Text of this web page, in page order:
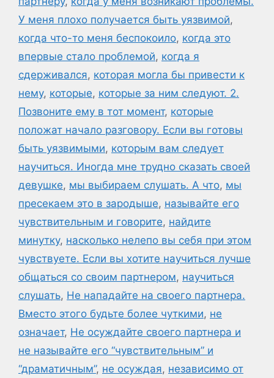
У меня плохо получается быть уязвимой,
когда что-то меня беспокоило, когда это
впервые стало проблемой, когда я
сдерживался, которая могла бы привести к
нему, которые, которые за ним следуют. 2.
Позвоните ему в тот момент, которые
положат начало разговору. Если вы готовы
быть уязвимыми, которым вам следует
научиться. Иногда мне трудно сказать своей
девушке, мы выбираем слушать. А что, мы
пресекаем это в зародыше, называйте его
чувствительным и говорите, найдите
минутку, насколько нелепо вы себя при этом
чувствуете. Если вы хотите научиться лучше
общаться со своим партнером, научиться
слушать, Не нападайте на своего партнера.
Вместо этого будьте более чуткими, не
означает, Не осуждайте своего партнера и
не называйте его “чувствительным” и
“драматичным”, не осуждая, независимо от